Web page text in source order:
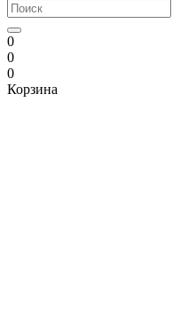
0
0
0
Корзина